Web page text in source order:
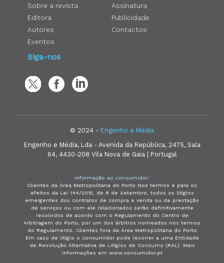
Sobre a revista
Editora
Autores
Eventos
Assinatura
Publicidade
Contactos
Siga-nos
© 2024 - Engenho e Média
Engenho e Média, Lda - Avenida da República, 2475, Sala
64, 4430-208 Vila Nova de Gaia | Portugal
Informação ao consumidor:
Clientes da Área Metropolitana do Porto Nos termos e para os
efeitos da Lei 144/2015, de 8 de Setembro, todos os litígios
emergentes dos contratos de compra e venda ou de prestação
de serviços ou com ele relacionados serão definitivamente
resolvidos de acordo com o Regulamento do Centro de
Arbitragem do Porto, por um dos árbitros nomeados nos termos
do Regulamento. Clientes fora da Área Metropolitana do Porto
Em caso de litígio o consumidor pode recorrer a uma Entidade
de Resolução Alternativa de Litígios de Consumo (RAL). Mais
informações em www.consumidor.pt